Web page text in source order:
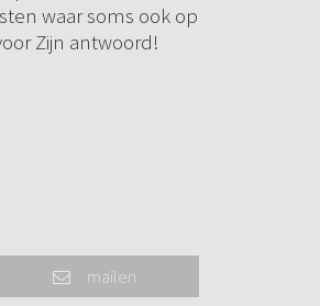
waar soms ook op
Zijn antwoord!
mailen